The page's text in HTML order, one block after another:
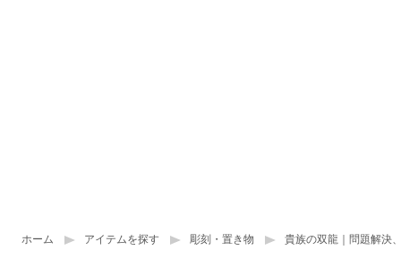
ホーム アイテムを探す 彫刻・置き物 貴族の双龍｜問題解決